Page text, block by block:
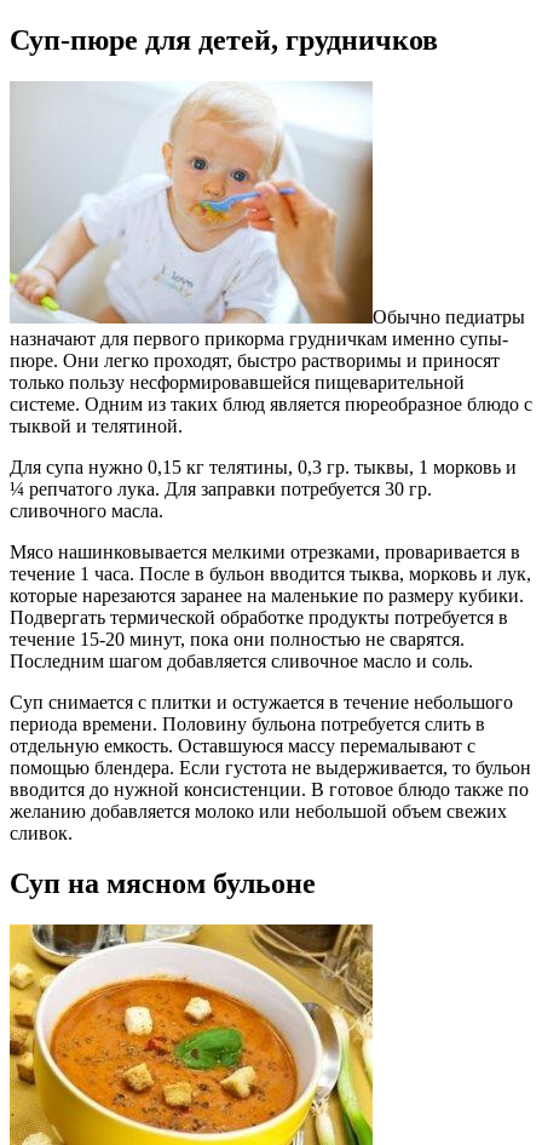
Суп-пюре для детей, грудничков
Обычно педиатры
назначают для первого прикорма грудничкам именно супы-
пюре. Они легко проходят, быстро растворимы и приносят
только пользу несформировавшейся пищеварительной
системе. Одним из таких блюд является пюреобразное блюдо с
тыквой и телятиной.
Для супа нужно 0,15 кг телятины, 0,3 гр. тыквы, 1 морковь и
¼ репчатого лука. Для заправки потребуется 30 гр.
сливочного масла.
Мясо нашинковывается мелкими отрезками, проваривается в
течение 1 часа. После в бульон вводится тыква, морковь и лук,
которые нарезаются заранее на маленькие по размеру кубики.
Подвергать термической обработке продукты потребуется в
течение 15-20 минут, пока они полностью не сварятся.
Последним шагом добавляется сливочное масло и соль.
Суп снимается с плитки и остужается в течение небольшого
периода времени. Половину бульона потребуется слить в
отдельную емкость. Оставшуюся массу перемалывают с
помощью блендера. Если густота не выдерживается, то бульон
вводится до нужной консистенции. В готовое блюдо также по
желанию добавляется молоко или небольшой объем свежих
сливок.
Суп на мясном бульоне